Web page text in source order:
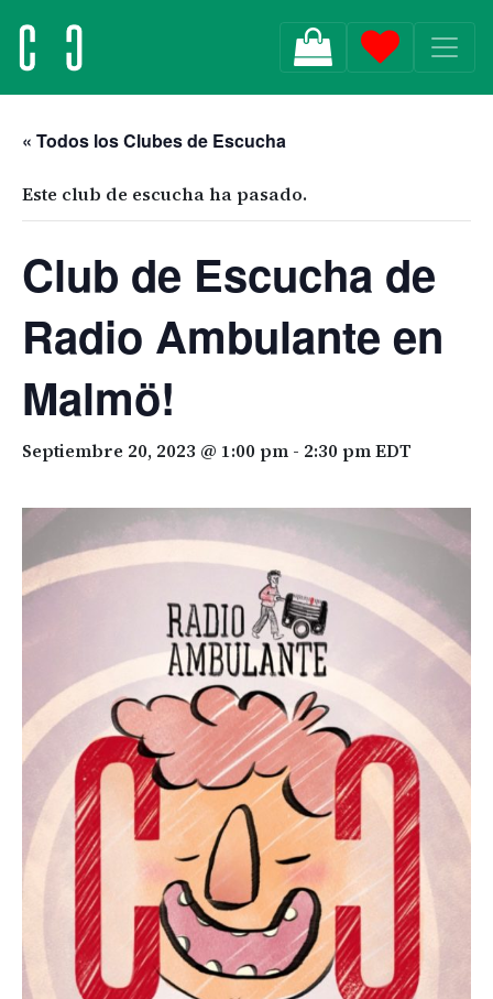
MAIN NAVIGATION
« Todos los Clubes de Escucha
Este club de escucha ha pasado.
Club de Escucha de
Radio Ambulante en
Malmö!
Septiembre 20, 2023 @ 1:00 pm - 2:30 pmEDT